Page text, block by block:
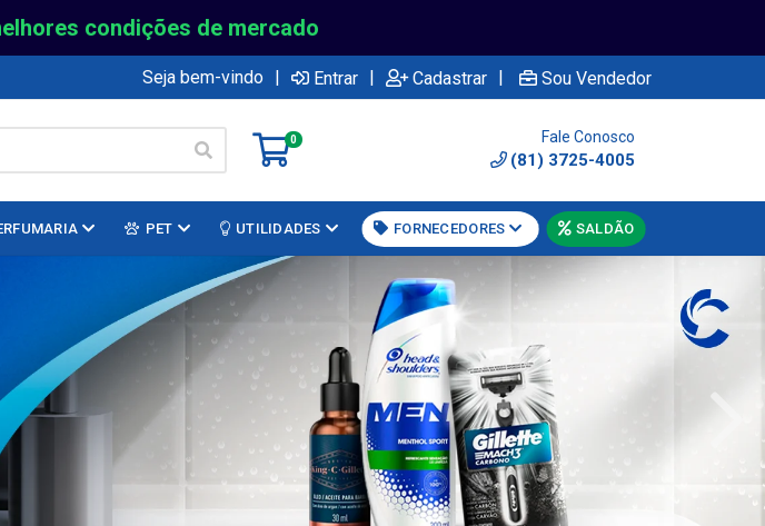
condições de mercado
Seja bem-vindo | Entrar | Cadastrar | Sou Vendedor
0 Fale Conosco
(81) 3725-4005
PET UTILIDADES FORNECEDORES SALDÃO